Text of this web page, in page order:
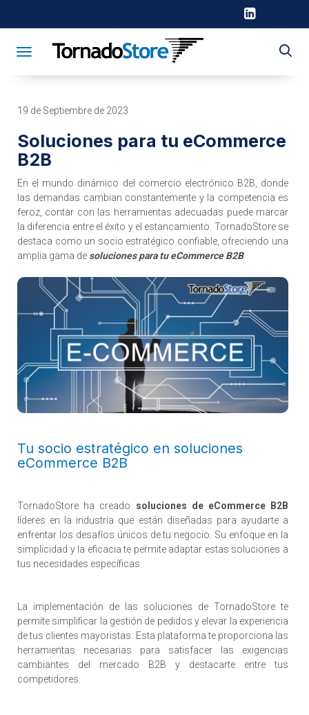
Toggle navigation
19 de Septiembre de 2023
Soluciones para tu eCommerce
B2B
En el mundo dinámico del comercio electrónico B2B, donde
las demandas cambian constantemente y la competencia es
feroz, contar con las herramientas adecuadas puede marcar
la diferencia entre el éxito y el estancamiento. TornadoStore se
destaca como un socio estratégico confiable, ofreciendo una
amplia gama de soluciones para tu eCommerce B2B.
Tu socio estratégico en soluciones
eCommerce B2B
TornadoStore ha creado soluciones de eCommerce B2B
líderes en la industria que están diseñadas para ayudarte a
enfrentar los desafíos únicos de tu negocio. Su enfoque en la
simplicidad y la eficacia te permite adaptar estas soluciones a
tus necesidades específicas.
La implementación de las soluciones de TornadoStore te
permite simplificar la gestión de pedidos y elevar la experiencia
de tus clientes mayoristas. Esta plataforma te proporciona las
herramientas necesarias para satisfacer las exigencias
cambiantes del mercado B2B y destacarte entre tus
competidores.